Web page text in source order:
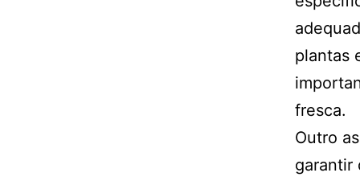
plantas
fresca.
Outro
garantir